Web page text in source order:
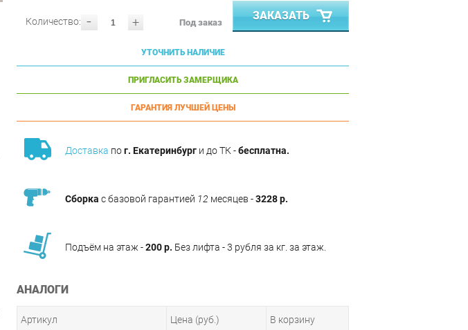
- +
Количество: Под заказ
ЗАКАЗАТЬ
УТОЧНИТЬ НАЛИЧИЕ
ПРИГЛАСИТЬ ЗАМЕРЩИКА
ГАРАНТИЯ ЛУЧШЕЙ ЦЕНЫ
Доставка пог. Екатеринбург и до ТК -бесплатна.
Сборка с базовой гарантией 12 месяцев -3228 р.
Подъём на этаж -200 р. Без лифта - 3 рубля за кг. за этаж.
АНАЛОГИ
Артикул Цена (руб.) В корзину